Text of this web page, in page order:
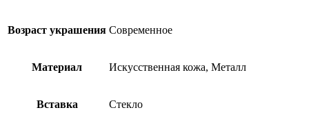
Возраст украшения Современное
Материал Искусственная кожа, Металл
Вставка Стекло